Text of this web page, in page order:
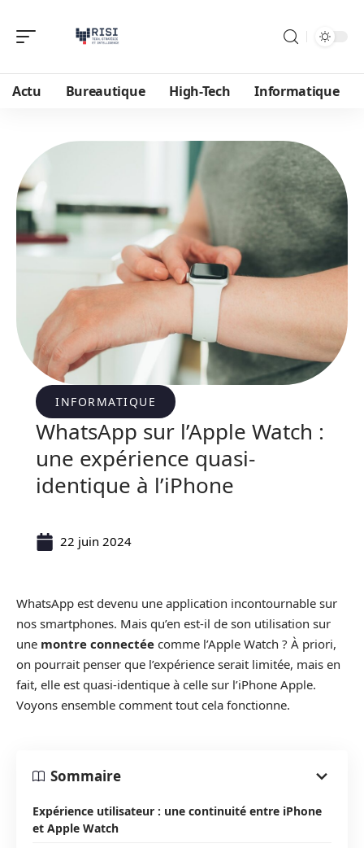
Actu Bureautique High-Tech Informatique
INFORMATIQUE
WhatsApp sur l’Apple Watch :
une expérience quasi-
identique à l’iPhone
22 juin 2024
WhatsApp est devenu une application incontournable sur
nos smartphones. Mais qu’en est-il de son utilisation sur
une montre connectée comme l’Apple Watch ? À priori,
on pourrait penser que l’expérience serait limitée, mais en
fait, elle est quasi-identique à celle sur l’iPhone Apple.
Voyons ensemble comment tout cela fonctionne.
Sommaire
Expérience utilisateur : une continuité entre iPhone
et Apple Watch